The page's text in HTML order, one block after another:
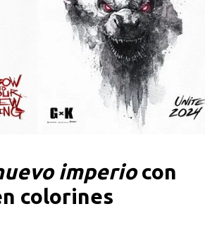
imperiocon
colorines